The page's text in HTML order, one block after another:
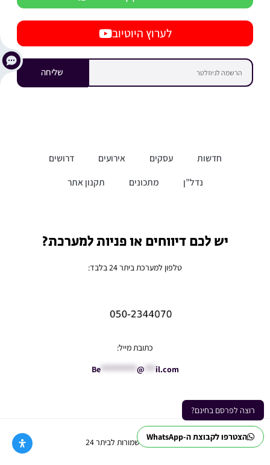
הצטרפו לקבוצת ה-WhatsApp
רוצה לפרסם בחינם?
לערוץ היוטיוב
שליחה
חדשות עסקים אירועים
דרושים
נדל”ן
מתכונים תקנון אתר
יש לכם דיווחים או פניות למערכת?
טלפון למערכת ביתר 24 בלבד:
כתובת מייל:
Be********** @ *** il.com
Ⓒ כל הזכויות שמורות לביתר 24